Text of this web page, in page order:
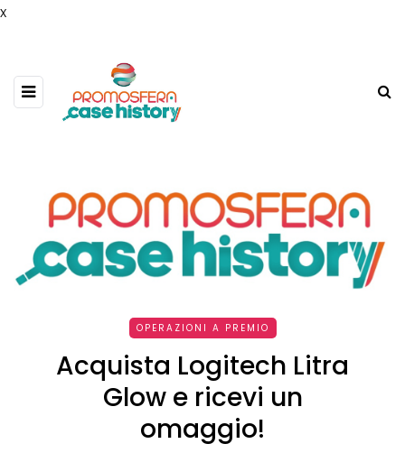
x
OPERAZIONI A PREMIO
Acquista Logitech Litra
Glow e ricevi un
omaggio!